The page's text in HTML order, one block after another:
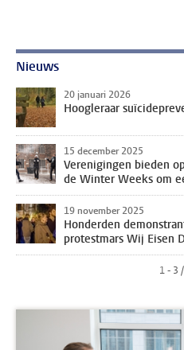
Nieuws
20 januari 2026
Hoogleraar
15 december 2025
Verenigingen bieden
de Winter Weeks om
19 november 2025
Honderden
protestmars Wij Eisen
1 - 3